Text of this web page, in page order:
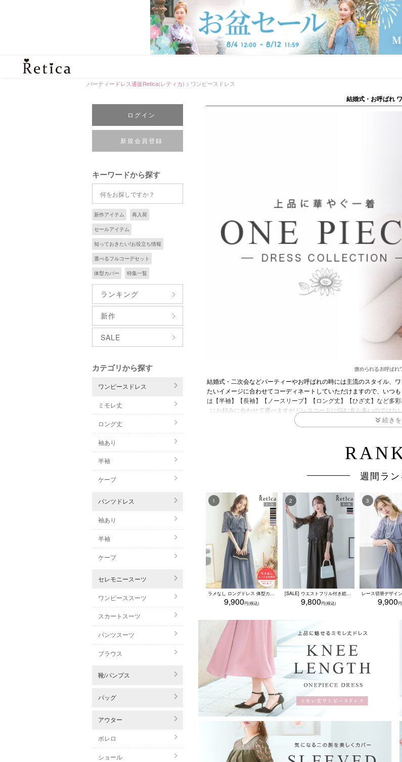
パーティードレス通販Retica(レティカ) ワンピースドレス
ログイン
新規会員登録
キーワードから探す
新作アイテム 再入荷
セールアイテム
知っておきたい!お役立ち情報
選べるフルコーデセット
体型カバー 特集一覧
ランキング
新作
SALE
カテゴリから探す
ワンピースドレス
ミモレ丈
ロング丈
袖あり
半袖
ケープ
パンツドレス
袖あり
半袖
ケープ
セレモニースーツ
ワンピーススーツ
スカートスーツ
パンツスーツ
ブラウス
靴/パンプス
バッグ
アウター
ボレロ
ショール
結婚式・お呼ばれ
褒められるお呼ばれ
結婚式・二次会などパーティーやお呼ばれの時には主流のスタイル、
たいイメージに合わせてコーディネートしていただけますので、いつ
は【半袖】【長袖】【ノースリーブ】【ロング丈】【ひざ丈】など多
にお好みに合わせて選べますがドレスコードに悩む方も多いのでは
は、ドレスの丈や露出度に配慮が必要です。 結婚式はもちろん高級
指定される『準礼装』。 準礼装はセミフォーマルとも呼ばれ、正装よ
だくことをおすすめします。 スカート丈は膝丈かそれよりも長い丈
て、パールの小物を使うなどして上品にコーディネートしていただ
週間ラ
9,900
[SALE] ウエストフリル付き総レース七分袖シフォンワンピースパーティードレス(Sサイズ～3Lサイズ)
9,800 9,900